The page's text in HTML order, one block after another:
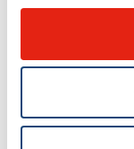
dans votre
sujet par
l'existence
n'ait